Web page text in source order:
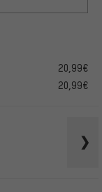
20,99€
20,99€